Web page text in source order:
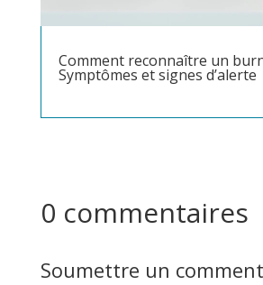
Comment reconnaître un
Symptômes et signes d’alerte
0 commentaires
Soumettre un